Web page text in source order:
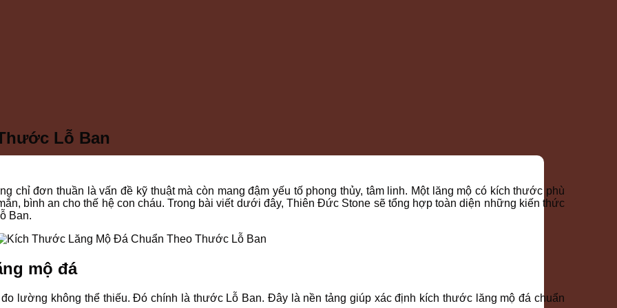
Lỗ Ban
chỉ đơn thuần là vấn đề kỹ thuật mà còn mang đậm yếu tố phong thủy, tâm linh. Một lăng mộ có kích thước phù
bình an cho thế hệ con cháu. Trong bài viết dưới đây, Thiên Đức Stone sẽ tổng hợp toàn diện những kiến thức
Ban.
mộ đá
lường không thể thiếu. Đó chính là thước Lỗ Ban. Đây là nền tảng giúp xác định kích thước lăng mộ đá chuẩn